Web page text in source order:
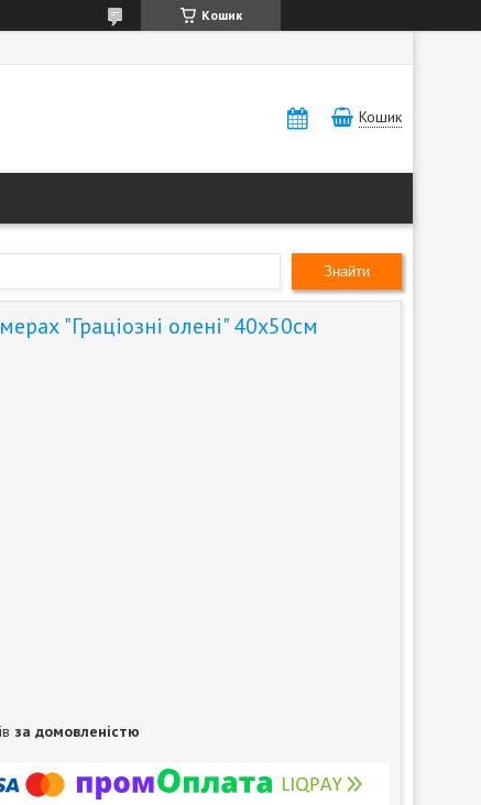
Кошик
Кошик
Знайти
"Граціозні олені" 40х50см
за домовленістю